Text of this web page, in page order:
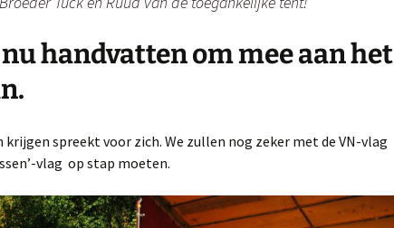
handvatten om mee aan het
krijgen spreekt voor zich. We zullen nog zeker met de VN-vlag
vlag op stap moeten.